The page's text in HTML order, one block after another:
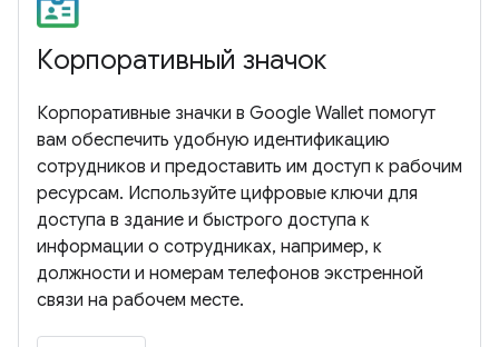
Корпоративный значок
Корпоративные значки в Google Wallet помогут
вам обеспечить удобную идентификацию
сотрудников и предоставить им доступ к рабочим
ресурсам. Используйте цифровые ключи для
доступа в здание и быстрого доступа к
информации о сотрудниках, например, к
должности и номерам телефонов экстренной
связи на рабочем месте.